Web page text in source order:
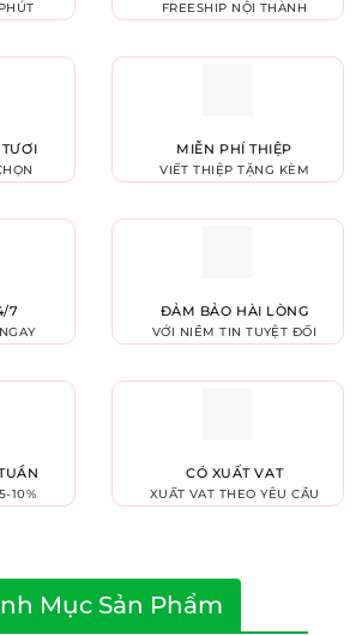
FREESHIP NỘI THÀNH
MIỄN PHÍ THIỆP
VIẾT THIỆP TẶNG KÈM
7 ĐẢM BẢO HÀI LÒNG
VỚI NIỀM TIN TUYỆT ĐỐI
10%
CÓ XUẤT VAT
XUẤT VAT THEO YÊU CẦU
Mục Sản Phẩm